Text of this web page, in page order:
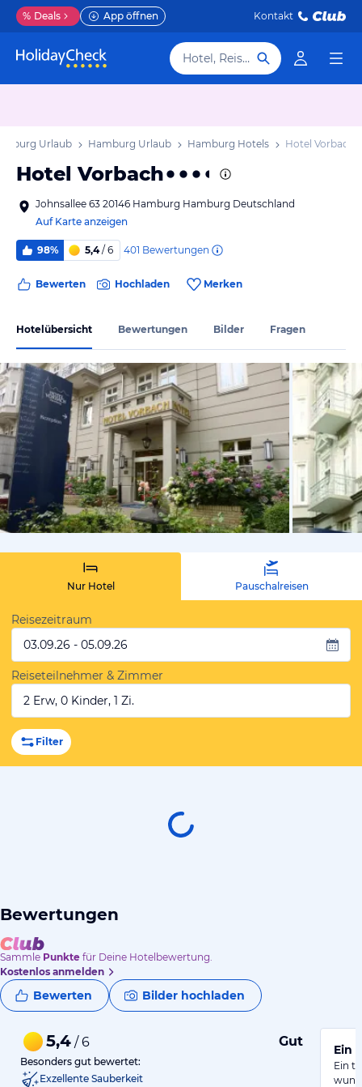
% Deals App öffnen Kontakt
Hotel, Reiseziel
Urlaub Hamburg Urlaub Hamburg Hotels Hotel Vorbach
Hotel Vorbach
Johnsallee 63 20146 Hamburg Hamburg Deutschland
Auf Karte anzeigen
98% 5,4/ 6 401 Bewertungen
Bewerten Hochladen Merken
Hotelübersicht Bewertungen Bilder Fragen
von
Nur Hotel Pauschalreisen
Reisezeitraum
03.09.26 - 05.09.26
Reiseteilnehmer & Zimmer
2 Erw, 0 Kinder, 1 Zi.
Filter
Bewertungen
Sammle Punkte für Deine Hotelbewertung.
Kostenlos anmelden
Bewerten Bilder hochladen
5,4 / 6 Gut
Besonders gut bewertet:
Exzellente Sauberkeit
Ein
Ein